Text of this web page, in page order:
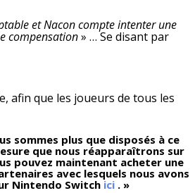
et Nacon compte intenter une
compensation» … Se disant par
afin que les joueurs de tous les
sommes plus que disposés à ce
que nous réapparaîtrons sur
pouvez maintenant acheter une
avec lesquels nous avons
Nintendo Switch ici . »